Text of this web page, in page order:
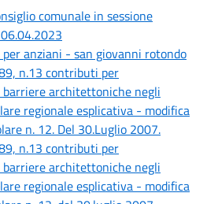
comunale in sessione
anziani - san giovanni rotondo
n.13 contributi per
architettoniche negli
regionale esplicativa - modifica
n. 12. Del 30.Luglio 2007.
n.13 contributi per
architettoniche negli
regionale esplicativa - modifica